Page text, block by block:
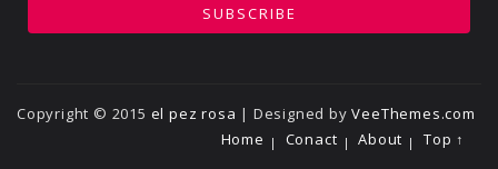
Copyright © 2015 el pez rosa | Designed byVeeThemes.com
Home
Conact About Top ↑